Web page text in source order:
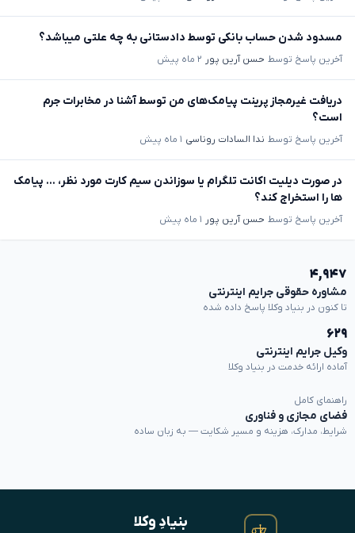
مسدود شدن حساب بانکی توسط دادستانی به چه علتی میباشد؟
آخرین پاسخ توسط حسن آرین پور ۲ ماه پیش
دریافت غیرمجاز پرینت پیامک‌های من توسط آشنا در مخابرات جرم
است؟
آخرین پاسخ توسط ندا السادات روناسی ۱ ماه پیش
در صورت دیلیت اکانت تلگرام یا سوزاندن سیم کارت مورد نظر، ... پیامک
ها را استخراج کند؟
آخرین پاسخ توسط حسن آرین پور ۱ ماه پیش
۴,۹۴۷
مشاوره حقوقی جرایم اینترنتی
تا کنون در بنیاد وکلا پاسخ داده شده
۶۲۹
وکیل جرایم اینترنتی
آماده ارائه خدمت در بنیاد وکلا
راهنمای کامل
فضای مجازی و فناوری
شرایط، مدارک، هزینه و مسیر شکایت — به زبان ساده
بنیادِ وکلا